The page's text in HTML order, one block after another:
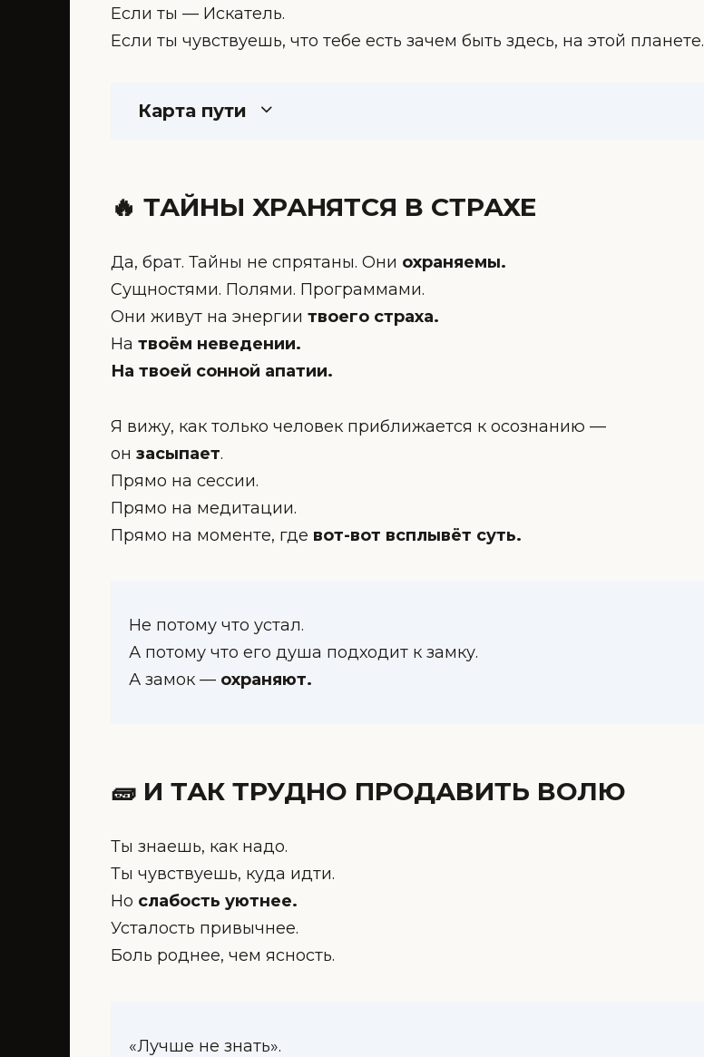
Если ты — Искатель.
Если ты чувствуешь, что тебе есть зачем быть здесь, на этой планете.
Карта пути
🔥 ТАЙНЫ ХРАНЯТСЯ В СТРАХЕ
Да, брат. Тайны не спрятаны. Они охраняемы.
Сущностями. Полями. Программами.
Они живут на энергии твоего страха.
На твоём неведении.
На твоей сонной апатии.
Я вижу, как только человек приближается к осознанию —
он засыпает.
Прямо на сессии.
Прямо на медитации.
Прямо на моменте, где вот-вот всплывёт суть.
Не потому что устал.
А потому что его душа подходит к замку.
А замок — охраняют.
🧱 И ТАК ТРУДНО ПРОДАВИТЬ ВОЛЮ
Ты знаешь, как надо.
Ты чувствуешь, куда идти.
Но слабость уютнее.
Усталость привычнее.
Боль роднее, чем ясность.
«Лучше не знать».